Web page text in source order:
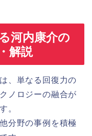
河内康介の
解説
、単なる回復力の
ノロジーの融合が
。
分野の事例を積極